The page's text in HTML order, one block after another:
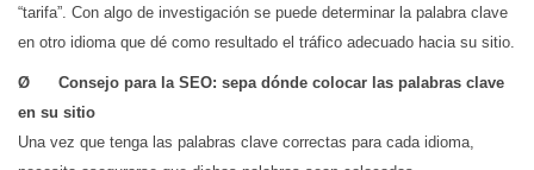
“tarifa”. Con algo de investigación se puede determinar la palabra clave
en otro idioma que dé como resultado el tráfico adecuado hacia su sitio.
Ø Consejo para la SEO: sepa dónde colocar las palabras clave
en su sitio
Una vez que tenga las palabras clave correctas para cada idioma,